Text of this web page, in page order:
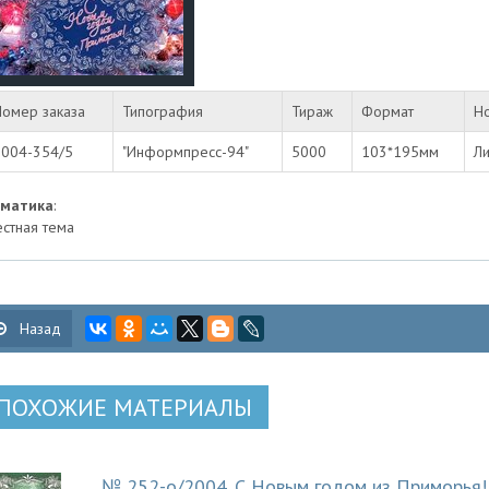
заказа Типография Тираж Формат
354/5 "Информпресс-94" 5000 103*195мм
:
тема
Назад
МАТЕРИАЛЫ